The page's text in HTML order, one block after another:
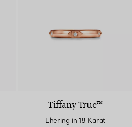
Tiffany True™
Ehering in 18 Karat